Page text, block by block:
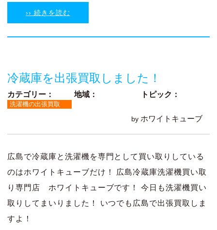
›› 続きを読む
冷蔵庫を出張買取しました！
カテゴリー：
洗濯機の出張買取
地域： トピック：
by ホワイトキューブ
広島で冷蔵庫と洗濯機を専門として買い取りしている
のはホワイトキューブだけ！ 広島冷蔵庫洗濯機買い取
り専門店 ホワイトキューブです！ 今日も洗濯機買い
取りしてまいりました！ いつでも広島で出張買取しま
すよ！